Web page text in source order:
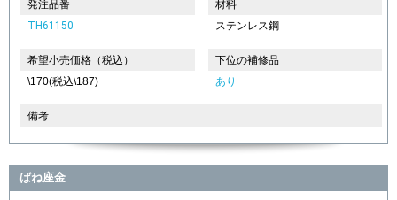
発注品番
TH61150
材料
ステンレス鋼
希望小売価格（税込）
\170(税込\187)
下位の補修品
あり
備考
ばね座金